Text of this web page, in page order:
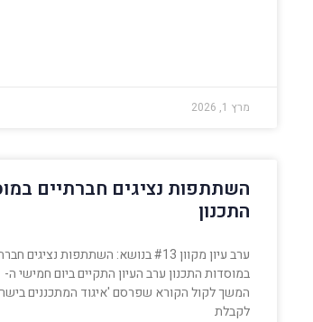
מרץ 1, 2026
השתתפות נציגים חברתיים
התכנון
ערב עיון מקוון #13 בנושא: השתתפות נציגים
המשך לקול הקורא שפרסם 'איגוד המתכננים
לקבלת